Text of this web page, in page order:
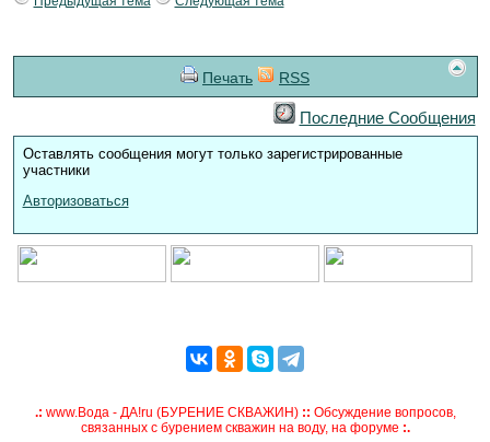
Печать RSS
Последние Сообщения
Оставлять сообщения могут только зарегистрированные
участники
Авторизоваться
.: www.Вода - ДА!ru (БУРЕНИЕ СКВАЖИН) :: Обсуждение вопросов,
связанных с бурением скважин на воду, на форуме :.